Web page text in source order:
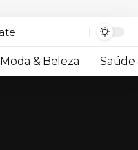
Moda & Beleza Saúde